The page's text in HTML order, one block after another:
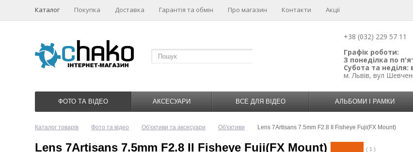
Каталог Покупка Доставка Гарантія та обмін Про магазин Контакти Акції
+38 (032) 229 57 11
Графік роботи:
З понеділка по
Субота та неділя:
м. Львів, вул
ФОТО ТА ВІДЕО АКСЕСУАРИ ВСЕ ДЛЯ ВІДЕО АЛЬБОМИ І РАМКИ
Каталог товарів Фото та відео Об'єктиви та аксесуари Об'єктиви Lens 7Artisans 7.5mm F2.8 II Fisheye Fuji(FX Mount)
Lens 7Artisans 7.5mm F2.8 II Fisheye Fuji(FX Mount) ( 1 )